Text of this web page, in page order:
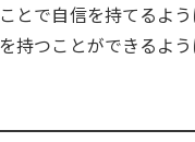
とで自信を持てるよ
持つことができるよう